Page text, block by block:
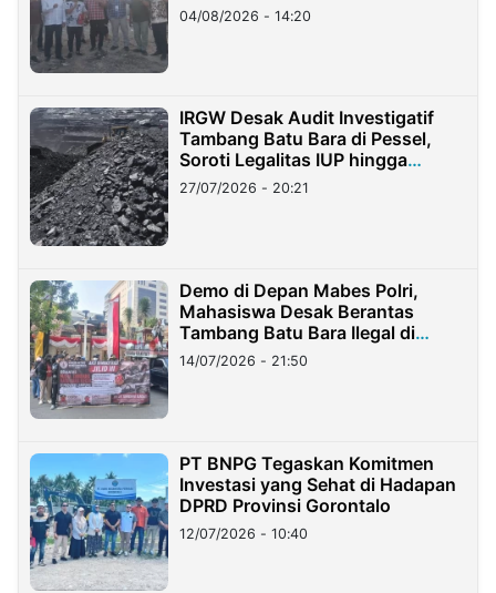
04/08/2026 - 14:20
IRGW Desak Audit Investigatif
Tambang Batu Bara di Pessel,
Soroti Legalitas IUP hingga
Stockpile
27/07/2026 - 20:21
Demo di Depan Mabes Polri,
Mahasiswa Desak Berantas
Tambang Batu Bara Ilegal di
Lampung
14/07/2026 - 21:50
PT BNPG Tegaskan Komitmen
Investasi yang Sehat di Hadapan
DPRD Provinsi Gorontalo
12/07/2026 - 10:40